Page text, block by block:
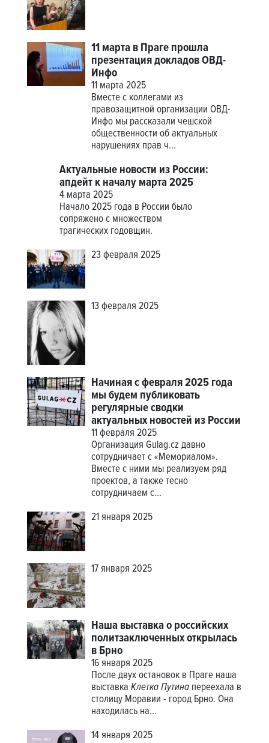
11 марта в Праге прошла
презентация докладов ОВД-
Инфо
11 марта 2025
Вместе с коллегами из
правозащитной организации ОВД-
Инфо мы рассказали чешской
общественности об актуальных
нарушениях прав ч...
Актуальные новости из России:
апдейт к началу марта 2025
4 марта 2025
Начало 2025 года в России было
сопряжено с множеством
трагических годовщин.
23 февраля 2025
13 февраля 2025
Начиная с февраля 2025 года
мы будем публиковать
регулярные сводки
актуальных новостей из России
11 февраля 2025
Организация Gulag.cz давно
сотрудничает с «Мемориалом».
Вместе с ними мы реализуем ряд
проектов, а также тесно
сотрудничаем с...
21 января 2025
17 января 2025
Наша выставка о российских
политзаключенных открылась
в Брно
16 января 2025
После двух остановок в Праге наша
выставкаКлетка Путина переехала в
столицу Моравии - город Брно. Она
находилась на...
14 января 2025